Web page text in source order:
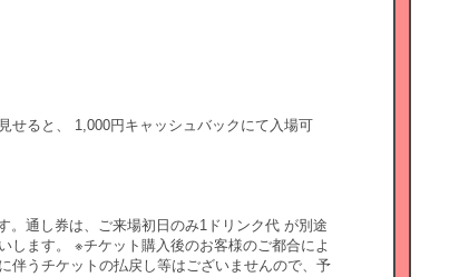
せると、 1,000円キャッシュバックにて入場可
。通し券は、ご来場初日のみ1ドリンク代 が別途
します。 ※チケット購入後のお客様のご都合によ
伴うチケットの払戻し等はございませんので、予